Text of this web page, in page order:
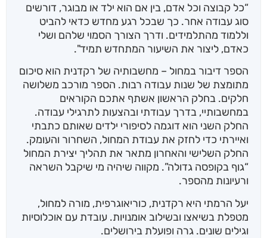
“כל קבוצה וכל אדם, בין אם הוא ילד או מבוגר, דורשים
סוג עבודה אחר. כך שבכל רגע מחדש כדאי להביט
וללמוד מהתלמידים. ודרך הצורך הסמוי שלהם ושלי
כאדם, ליצור את השיעור המתחדש תמיד".
הספר דיבור במחול – מחשבותיה של רקדנית הוא סיכום
מתומצת של שנות עבודה רבות. הספר מורכב משלושה
חלקים. בחלק הראשון אשתף אתכם הקוראים
במחשבותיי, בדרך עבודתי ובהצעות לתרגילי עבודה.
החלק השני הוא דוגמה לסיפורי ילדים שאותם כתבתי
ואיירתי כדי לחזק את עבודת המחול, השחרור והעומק.
החלק השלישי והאחרון מתאר את תהליך יצירת המחול
“גוף בקופסה גדולה”. מקווה שיהיה מי שיקבל השראה
ורעיונות מהספר.
יעל הרמתי היא רקדנית, כוריאוגרפית, מורה למחול,
מטפלת בשיאצו ובשילוב אומנויות. עובדת עם אוכלוסיות
וגילים שונים. גרה ופועלת בירושלים.